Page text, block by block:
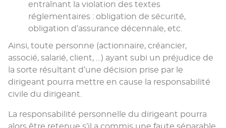
entraînant la violation des textes
réglementaires : obligation de sécurité,
obligation d’assurance décennale, etc.
Ainsi, toute personne (actionnaire, créancier,
associé, salarié, client, …) ayant subi un préjudice de
la sorte résultant d’une décision prise par le
dirigeant pourra mettre en cause la responsabilité
civile du dirigeant.
La responsabilité personnelle du dirigeant pourra